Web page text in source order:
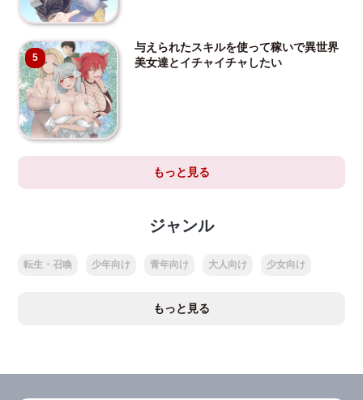
5
与えられたスキルを使って稼いで異世界
美女達とイチャイチャしたい
もっと見る
ジャンル
転生・召喚 少年向け 青年向け 大人向け 少女向け
もっと見る